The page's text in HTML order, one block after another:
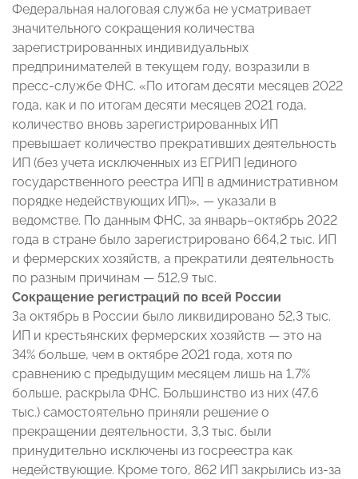
Федеральная налоговая служба не усматривает
значительного сокращения количества
зарегистрированных индивидуальных
предпринимателей в текущем году, возразили в
пресс-службе ФНС. «По итогам десяти месяцев 2022
года, как и по итогам десяти месяцев 2021 года,
количество вновь зарегистрированных ИП
превышает количество прекративших деятельность
ИП (без учета исключенных из ЕГРИП [единого
государственного реестра ИП] в административном
порядке недействующих ИП)», — указали в
ведомстве. По данным ФНС, за январь–октябрь 2022
года в стране было зарегистрировано 664,2 тыс. ИП
и фермерских хозяйств, а прекратили деятельность
по разным причинам — 512,9 тыс.
Сокращение регистраций по всей России
За октябрь в России было ликвидировано 52,3 тыс.
ИП и крестьянских фермерских хозяйств — это на
34% больше, чем в октябре 2021 года, хотя по
сравнению с предыдущим месяцем лишь на 1,7%
больше, раскрыла ФНС. Большинство из них (47,6
тыс.) самостоятельно приняли решение о
прекращении деятельности, 3,3 тыс. были
принудительно исключены из госреестра как
недействующие. Кроме того, 862 ИП закрылись из-за